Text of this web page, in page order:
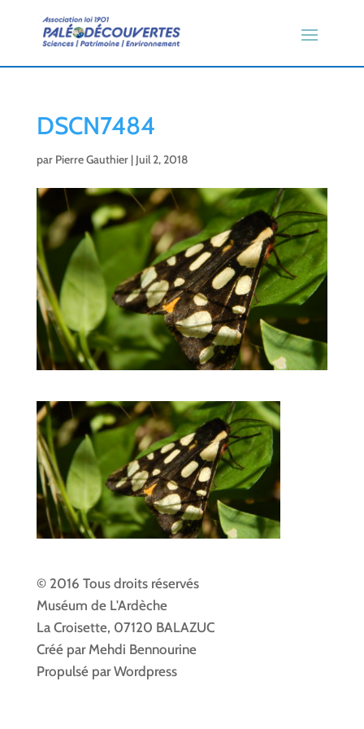
DSCN7484
par Pierre Gauthier| Juil 2, 2018
© 2016 Tous droits réservés
Muséum de L'Ardèche
La Croisette, 07120 BALAZUC
Créé par Mehdi Bennourine
Propulsé par Wordpress